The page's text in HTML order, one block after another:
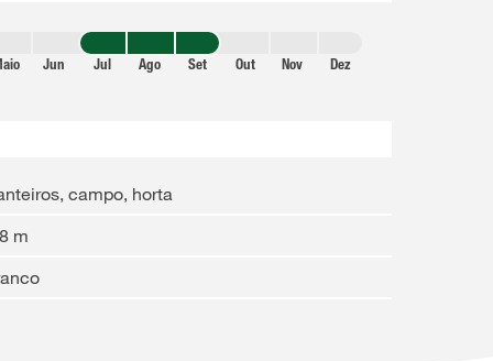
Jun Jul Ago Set Out Nov Dez
campo, horta
m